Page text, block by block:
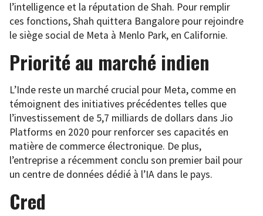
l’intelligence et la réputation de Shah. Pour remplir
ces fonctions, Shah quittera Bangalore pour rejoindre
le siège social de Meta à Menlo Park, en Californie.
Priorité au marché indien
L’Inde reste un marché crucial pour Meta, comme en
témoignent des initiatives précédentes telles que
l’investissement de 5,7 milliards de dollars dans Jio
Platforms en 2020 pour renforcer ses capacités en
matière de commerce électronique. De plus,
l’entreprise a récemment conclu son premier bail pour
un centre de données dédié à l’IA dans le pays.
Cred